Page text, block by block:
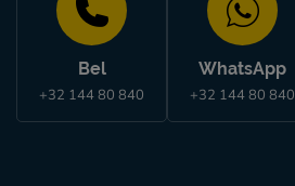
Bel
+32 144 80 840
WhatsApp
+32 144 80 840